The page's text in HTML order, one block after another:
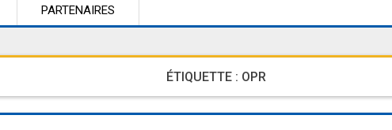
PARTENAIRES
ÉTIQUETTE : OPR